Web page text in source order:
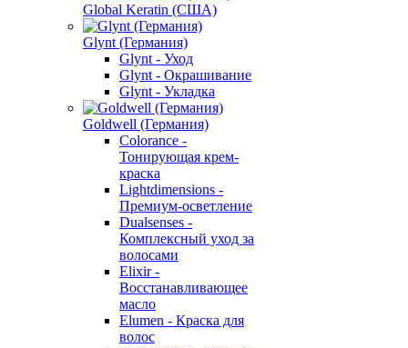
Global Keratin (США)
Glynt (Германия)
Glynt - Уход
Glynt - Окрашивание
Glynt - Укладка
Goldwell (Германия)
Colorance -
Тонирующая крем-
краска
Lightdimensions -
Премиум-осветление
Dualsenses -
Комплексный уход за
волосами
Elixir -
Восстанавливающее
масло
Elumen - Краска для
волос